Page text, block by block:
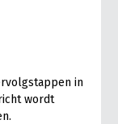
in
wordt